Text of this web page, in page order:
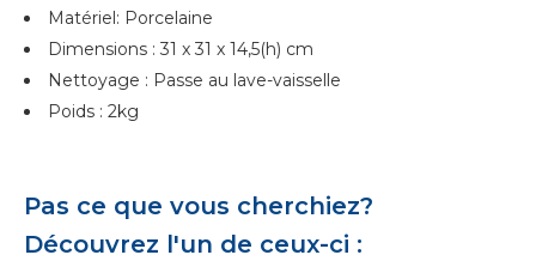
Matériel: Porcelaine
Dimensions : 31 x 31 x 14,5(h) cm
Nettoyage : Passe au lave-vaisselle
Poids : 2kg
Pas ce que vous cherchiez?
Découvrez l'un de ceux-ci :